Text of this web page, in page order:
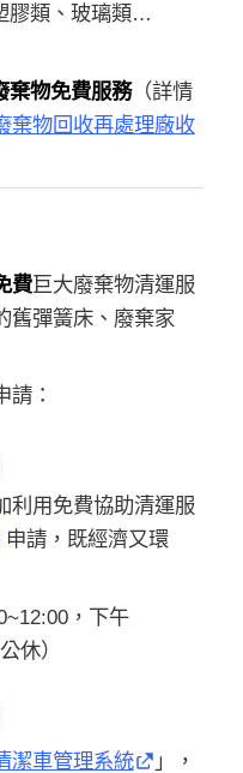
膠類、玻璃類…
棄物免費服務（詳情
棄物回收再處理廠收
費巨大廢棄物清運服
舊彈簧床、廢棄家
請：
利用免費協助清運服
申請，既經濟又環
，下午
休）
潔車管理系統
」，